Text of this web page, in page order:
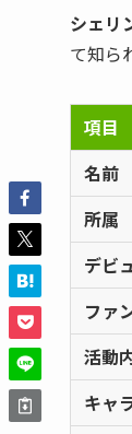
シェリ
て知ら
項目
名前
所属
デビ
ファ
活動
キャ